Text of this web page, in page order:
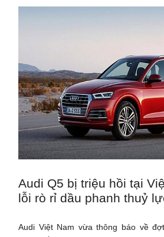
Audi Q5 bị triệu hồi tại
lỗi rò rỉ dầu phanh thuỷ
Audi Việt Nam vừa thông báo về